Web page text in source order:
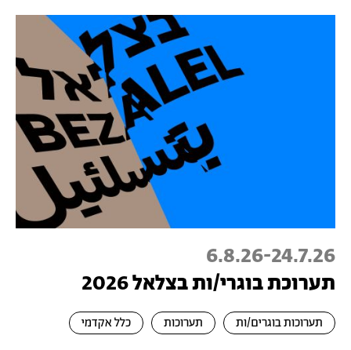
24.7.26
-
6.8.26
תערוכת בוגרי/ות בצלאל 2026
תערוכות בוגרים/ות תערוכות כלל אקדמי